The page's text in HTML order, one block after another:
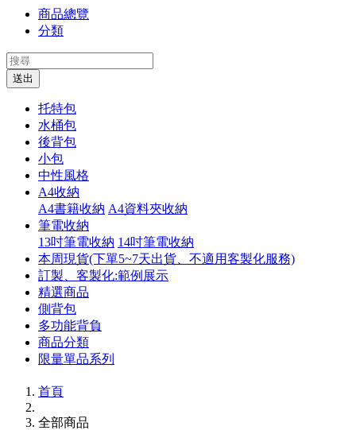
商品總覽
分類
送出
托特包
水桶包
後背包
小包
中性風格
A4收納
A4書籍收納 A4資料夾收納
筆電收納
13吋筆電收納 14吋筆電收納
本周現貨(下單5~7天出貨、不適用客製化服務)
訂製、客製化:範例展示
精選商品
側背包
多功能背負
商品分類
限量單品系列
首頁
全部商品